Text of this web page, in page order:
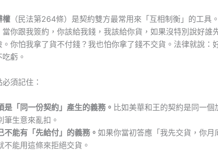
權 （民法第264條）是契約雙方最常用來「互相制衡」的工具
當你跟我簽約，你該給我錢，我該給你貨，如果沒特別說好誰
你怕我拿了貨不付錢？我也怕你拿了錢不交貨。法律就說：
虧。
須記住：
是「同一份契約」產生的義務。 比如美華和王的契約是同一個
筆生意來亂扣。
不能有「先給付」的義務。 如果你當初答應「我先交貨，你月
不能用這條來拒絕交貨。